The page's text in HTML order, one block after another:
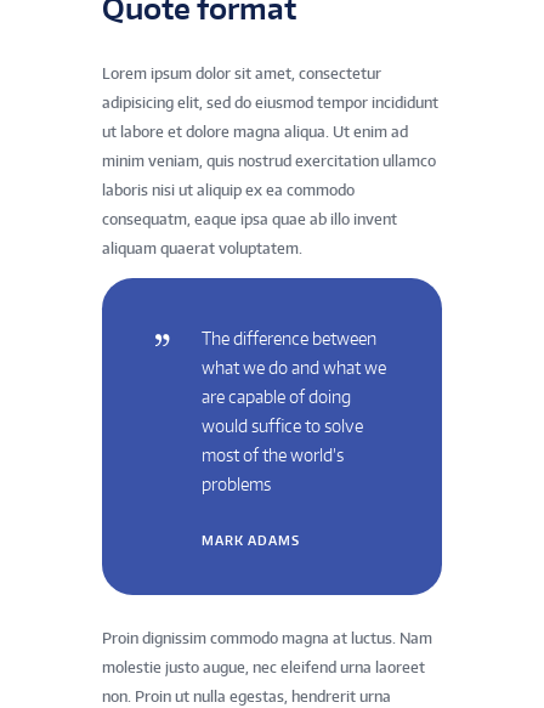
Lorem ipsum dolor sit amet, consectetur
adipisicing elit, sed do eiusmod tempor incididunt
ut labore et dolore magna aliqua. Ut enim ad
minim veniam, quis nostrud exercitation ullamco
laboris nisi ut aliquip ex ea commodo
consequatm, eaque ipsa quae ab illo invent
aliquam quaerat voluptatem.
The difference between
what we do and what we
are capable of doing
would suffice to solve
most of the world’s
problems
MARK ADAMS
Proin dignissim commodo magna at luctus. Nam
molestie justo augue, nec eleifend urna laoreet
non. Proin ut nulla egestas, hendrerit urna